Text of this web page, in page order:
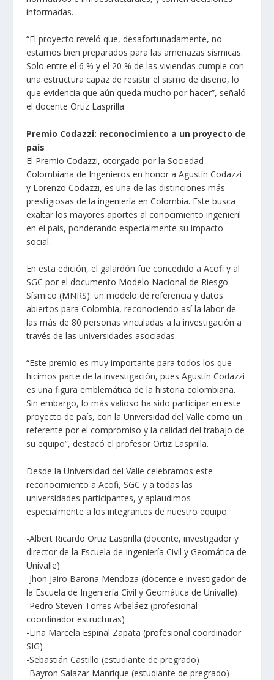
informadas.
“El proyecto reveló que, desafortunadamente, no
estamos bien preparados para las amenazas sísmicas.
Solo entre el 6 % y el 20 % de las viviendas cumple con
una estructura capaz de resistir el sismo de diseño, lo
que evidencia que aún queda mucho por hacer”, señaló
el docente Ortiz Lasprilla.
Premio Codazzi: reconocimiento a un proyecto de
país
El Premio Codazzi, otorgado por la Sociedad
Colombiana de Ingenieros en honor a Agustín Codazzi
y Lorenzo Codazzi, es una de las distinciones más
prestigiosas de la ingeniería en Colombia. Este busca
exaltar los mayores aportes al conocimiento ingenieril
en el país, ponderando especialmente su impacto
social.
En esta edición, el galardón fue concedido a Acofi y al
SGC por el documento Modelo Nacional de Riesgo
Sísmico (MNRS): un modelo de referencia y datos
abiertos para Colombia, reconociendo así la labor de
las más de 80 personas vinculadas a la investigación a
través de las universidades asociadas.
“Este premio es muy importante para todos los que
hicimos parte de la investigación, pues Agustín Codazzi
es una figura emblemática de la historia colombiana.
Sin embargo, lo más valioso ha sido participar en este
proyecto de país, con la Universidad del Valle como un
referente por el compromiso y la calidad del trabajo de
su equipo”, destacó el profesor Ortiz Lasprilla.
Desde la Universidad del Valle celebramos este
reconocimiento a Acofi, SGC y a todas las
universidades participantes, y aplaudimos
especialmente a los integrantes de nuestro equipo:
-Albert Ricardo Ortiz Lasprilla (docente, investigador y
director de la Escuela de Ingeniería Civil y Geomática de
Univalle)
-Jhon Jairo Barona Mendoza (docente e investigador de
la Escuela de Ingeniería Civil y Geomática de Univalle)
-Pedro Steven Torres Arbeláez (profesional
coordinador estructuras)
-Lina Marcela Espinal Zapata (profesional coordinador
SIG)
-Sebastián Castillo (estudiante de pregrado)
-Bayron Salazar Manrique (estudiante de pregrado)